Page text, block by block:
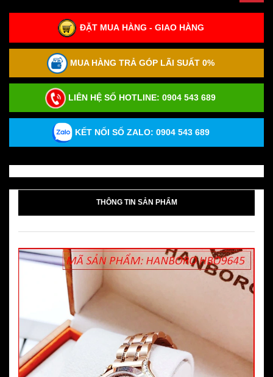
ĐẶT MUA HÀNG - GIAO HÀNG
MUA HÀNG TRẢ GÓP LÃI SUẤT 0%
LIÊN HỆ SỐ HOTLINE: 0904 543 689
KẾT NỐI SỐ ZALO: 0904 543 689
THÔNG TIN SẢN PHẨM